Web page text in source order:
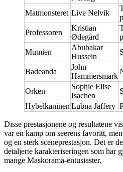
Matmonsteret Live Nelvik
Professoren
Kristian
Ødegård
Mumien
Abubakar
Hussein
Badeanda
John
Hammersmark
Orken
Sophie Elise
Isachen
HybelkaninenLubna Jaffery
Disse prestasjonene og resultatene
var en kamp om seerens favoritt,
og en sterk sceneprestasjon. Det er
detaljerte karakteriseringen som har
mange Maskorama-entusiaster.